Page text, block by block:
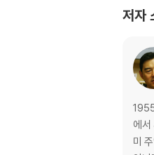
최영우
홍세
최형
남궁
조재
윤성
김영
저자
에
미